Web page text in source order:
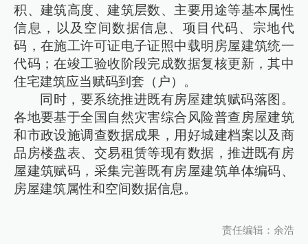
积、建筑高度、建筑层数、主要用途等基本属性
信息，以及空间数据信息、项目代码、宗地代
码，在施工许可证电子证照中载明房屋建筑统一
代码；在竣工验收阶段完成数据复核更新，其中
住宅建筑应当赋码到套（户）。
同时，要系统推进既有房屋建筑赋码落图。
各地要基于全国自然灾害综合风险普查房屋建筑
和市政设施调查数据成果，用好城建档案以及商
品房楼盘表、交易租赁等现有数据，推进既有房
屋建筑赋码，采集完善既有房屋建筑单体编码、
房屋建筑属性和空间数据信息。
责任编辑：余浩